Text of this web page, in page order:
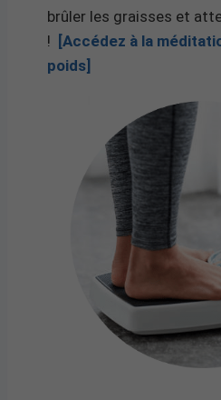
brûler les graisses et
! [Accédez à la
poids]